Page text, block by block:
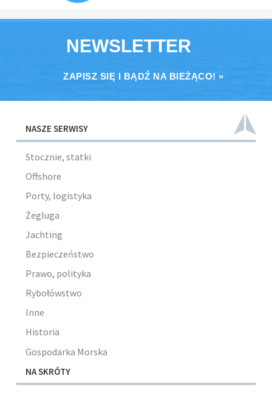
NEWSLETTER
ZAPISZ SIĘ I BĄDŹ NA BIEŻĄCO! »
NASZE SERWISY
Stocznie, statki
Offshore
Porty, logistyka
Żegluga
Jachting
Bezpieczeństwo
Prawo, polityka
Rybołówstwo
Inne
Historia
Gospodarka Morska
NA SKRÓTY